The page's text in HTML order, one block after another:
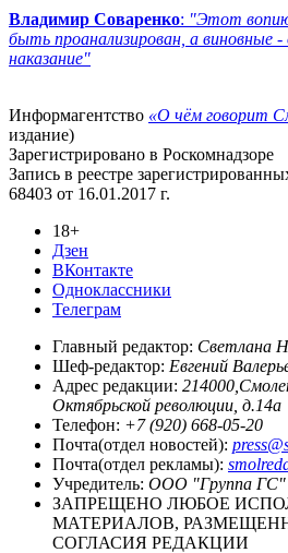
Владимир Соваренко: "Этот
быть проанализирован, а виновные
наказание"
Информагентство «О чём говорит
издание)
Зарегистрировано в Роскомнадзоре
Запись в реестре
68403 от 16.01.2017 г.
18+
Дзен
ВКонтакте
Одноклассники
Телеграм
Главный редактор: Светлана
Шеф-редактор: Евгений
Адрес редакции:
Октябрьской революции, д.14а
Телефон: +7 (920) 668-05-20
Почта(отдел новостей):
Почта(отдел рекламы):
Учредитель: ООО "Группа ГС"
ЗАПРЕЩЕНО ЛЮБОЕ
МАТЕРИАЛОВ,
СОГЛАСИЯ РЕДАКЦИИ